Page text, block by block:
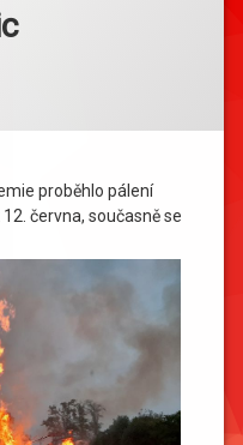
proběhlo pálení
června, současně se